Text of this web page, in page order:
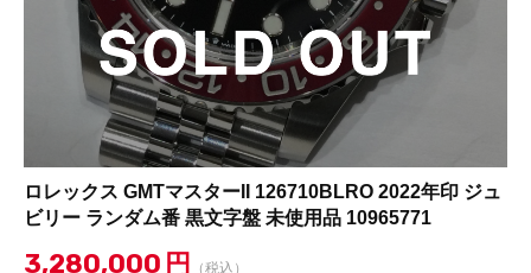
ロレックス GMTマスターII 126710BLRO 2022年印 ジュ
ビリー ランダム番 黒文字盤 未使用品 10965771
3,280,000 円 （税込）